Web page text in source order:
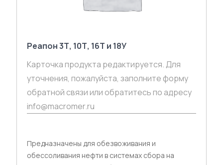
Реапон 3Т, 10Т, 16Т и 18У
Карточка продукта редактируется. Для
уточнения, пожалуйста, заполните форму
обратной связи или обратитесь по адресу
info@macromer.ru
Предназначены для обезвоживания и
обессоливания нефти в системах сбора на